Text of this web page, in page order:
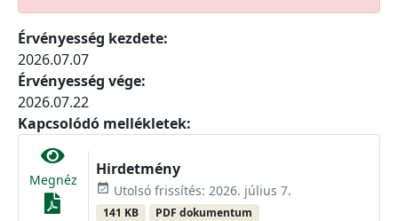
Érvényesség kezdete:
2026.07.07
Érvényesség vége:
2026.07.22
Kapcsolódó mellékletek:
Megnéz
Hirdetmény
event_available Utolsó frissítés: 2026. július 7.
141 KB PDF dokumentum